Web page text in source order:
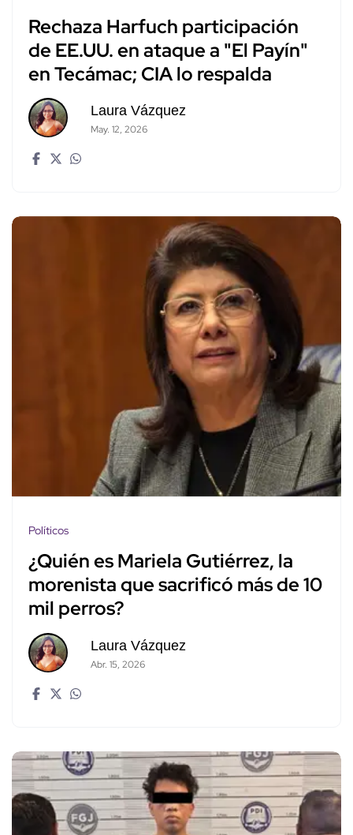
Rechaza Harfuch participación
de EE.UU. en ataque a "El Payín"
en Tecámac; CIA lo respalda
Laura Vázquez
May. 12, 2026
Políticos
¿Quién es Mariela Gutiérrez, la
morenista que sacrificó más de 10
mil perros?
Laura Vázquez
Abr. 15, 2026